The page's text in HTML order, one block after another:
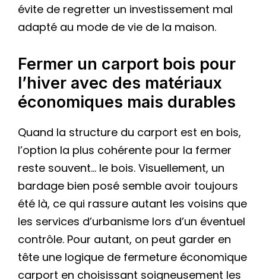
évite de regretter un investissement mal
adapté au mode de vie de la maison.
Fermer un carport bois pour
l’hiver avec des matériaux
économiques mais durables
Quand la structure du carport est en bois,
l’option la plus cohérente pour la fermer
reste souvent… le bois. Visuellement, un
bardage bien posé semble avoir toujours
été là, ce qui rassure autant les voisins que
les services d’urbanisme lors d’un éventuel
contrôle. Pour autant, on peut garder en
tête une logique de fermeture économique
carport en choisissant soigneusement les